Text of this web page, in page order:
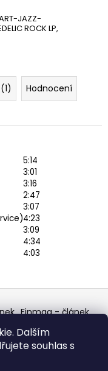
Dalším
souhlas s
JAZZ-
ROCK LP,
Hodnocení
5:14
3:01
3:16
2:47
3:07
4:23
3:09
4:34
4:03
Finmag - článek
z hroznů
Aukro